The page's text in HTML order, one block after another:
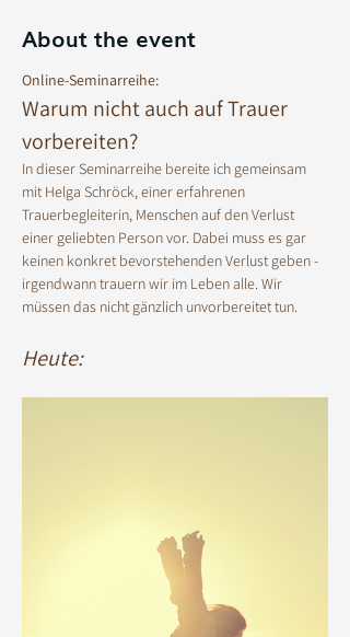
About the event
Online-Seminarreihe:
Warum nicht auch auf Trauer
vorbereiten?
In dieser Seminarreihe bereite ich gemeinsam
mit Helga Schröck, einer erfahrenen
Trauerbegleiterin, Menschen auf den Verlust
einer geliebten Person vor. Dabei muss es gar
keinen konkret bevorstehenden Verlust geben -
irgendwann trauern wir im Leben alle. Wir
müssen das nicht gänzlich unvorbereitet tun.
Heute: